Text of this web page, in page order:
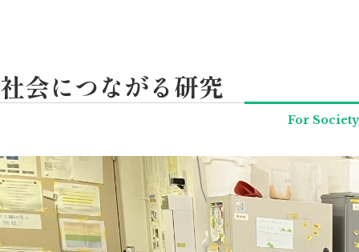
社会につながる研究
For Society